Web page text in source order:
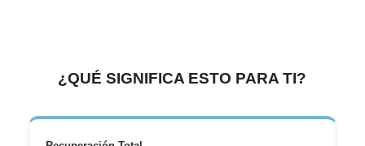
¿QUÉ SIGNIFICA ESTO PARA TI?